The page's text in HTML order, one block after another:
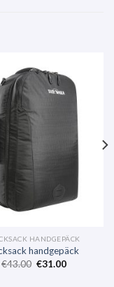
HANDGEPÄCK
handgepäck
€43.00 €31.00